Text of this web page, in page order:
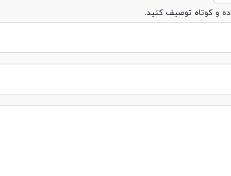
و کوتاه توصیف کنید.